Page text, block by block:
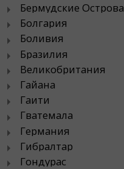
Бермудские Острова
Болгария
Боливия
Бразилия
Великобритания
Гайана
Гаити
Гватемала
Германия
Гибралтар
Гондурас